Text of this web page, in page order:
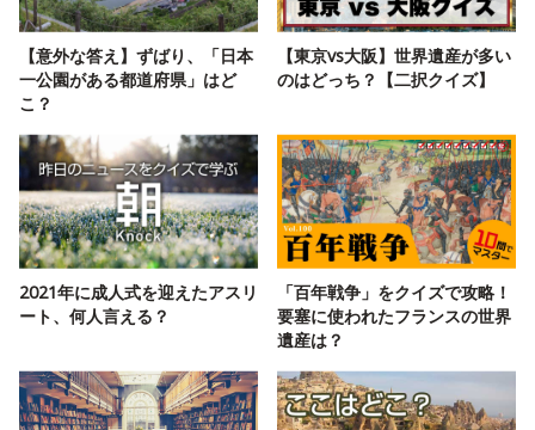
【意外な答え】ずばり、「日本
一公園がある都道府県」はど
こ？
【東京vs大阪】世界遺産が多い
のはどっち？【二択クイズ】
2021年に成人式を迎えたアスリ
ート、何人言える？
「百年戦争」をクイズで攻略！
要塞に使われたフランスの世界
遺産は？